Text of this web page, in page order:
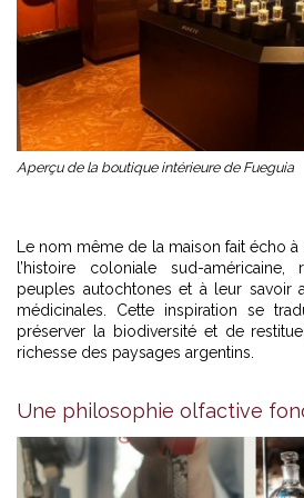
Aperçu de la boutique intérieure de Fueguia
Le nom même de la maison fait écho
l’histoire coloniale sud-américaine,
peuples autochtones et à leur savoir
médicinales. Cette inspiration se
préserver la biodiversité et de
richesse des paysages argentins.
Une philosophie olfactive